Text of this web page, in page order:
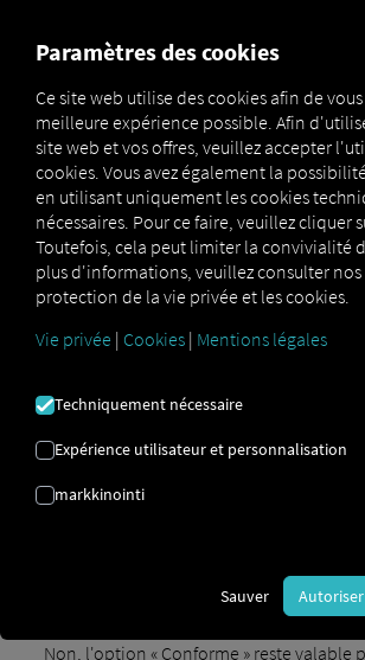
FAQ
Tout ce que vous devez savoir et
compte concernant la transition.
La conformité sera-t-elle introduite
Non, le service Compliant ne sera ni
plus possible de réserver à nouveau les
gamme Compliant actuelle à partir du 17
partir de cette date, vous pouvez
Est-il encore possible de réserver
partir du 17 octobre 2023 ?
Non, l'option « Conforme » reste valable
Paramètres des cookies
Ce site web utilise des cookies afin de
meilleure expérience possible. Afin
site web et vos offres, veuillez accepter
cookies. Vous avez également la
en utilisant uniquement les cookies
nécessaires. Pour ce faire, veuillez cliquer
Toutefois, cela peut limiter la convivialité
plus d'informations, veuillez consulter nos
protection de la vie privée et les cookies.
Vie privée | Cookies | Mentions légales
Techniquement nécessaire
Expérience utilisateur et personnalisation
markkinointi
Sauver